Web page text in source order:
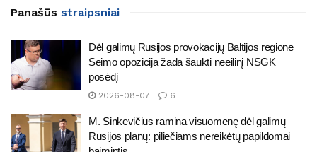
Panašūs straipsniai
Dėl galimų Rusijos provokacijų Baltijos regione
Seimo opozicija žada šaukti neeilinį NSGK
posėdį
2026-08-07 6
M. Sinkevičius ramina visuomenę dėl galimų
Rusijos planų: piliečiams nereikėtų papildomai